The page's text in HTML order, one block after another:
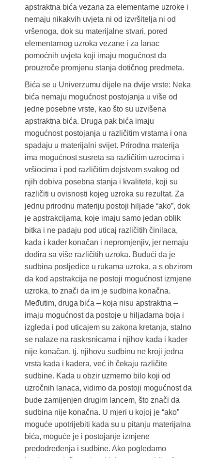
apstraktna bića vezana za elementarne uzroke i
nemaju nikakvih uvjeta ni od izvršitelja ni od
vršenoga, dok su materijalne stvari, pored
elementarnog uzroka vezane i za lanac
pomoćnih uvjeta koji imaju mogućnost da
prouzroče promjenu stanja dotičnog predmeta.
Bića se u Univerzumu dijele na dvije vrste: Neka
bića nemaju mogućnost postojanja u više od
jedne posebne vrste, kao što su uzvišena
apstraktna bića. Druga pak bića imaju
mogućnost postojanja u različitim vrstama i ona
spadaju u materijalni svijet. Prirodna materija
ima mogućnost susreta sa različitim uzrocima i
vršiocima i pod različitim dejstvom svakog od
njih dobiva posebna stanja i kvalitete, koji su
različiti u ovisnosti kojeg uzroka su rezultat. Za
jednu prirodnu materiju postoji hiljade “ako”, dok
je apstrakcijama, koje imaju samo jedan oblik
bitka i ne padaju pod uticaj različitih činilaca,
kada i kader konačan i nepromjenjiv, jer nemaju
dodira sa više različitih uzroka. Budući da je
sudbina posljedice u rukama uzroka, a s obzirom
da kod apstrakcija ne postoji mogućnost izmjene
uzroka, to znači da im je sudbina konačna.
Međutim, druga bića – koja nisu apstraktna –
imaju mogućnost da postoje u hiljadama boja i
izgleda i pod uticajem su zakona kretanja, stalno
se nalaze na raskrsnicama i njihov kada i kader
nije konačan, tj. njihovu sudbinu ne kroji jedna
vrsta kada i kadera, već ih čekaju različite
sudbine. Kada u obzir uzmemo bilo koji od
uzročnih lanaca, vidimo da postoji mogućnost da
bude zamijenjen drugim lancem, što znači da
sudbina nije konačna. U mjeri u kojoj je “ako”
moguće upotrijebiti kada su u pitanju materijalna
bića, moguće je i postojanje izmjene
predodređenja i sudbine. Ako pogledamo